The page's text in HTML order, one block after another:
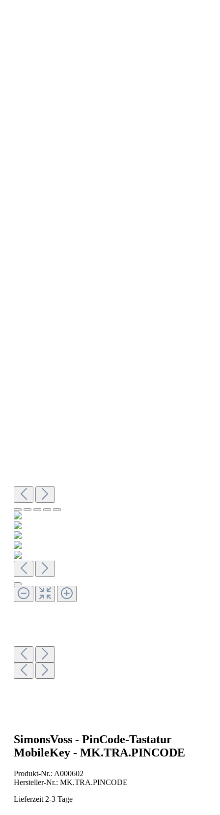
SimonsVoss - PinCode-Tastatur
MobileKey - MK.TRA.PINCODE
Produkt-Nr.: A000602
Hersteller-Nr.: MK.TRA.PINCODE
Lieferzeit 2-3 Tage